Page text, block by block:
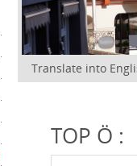
Translate into
TOP Ö :